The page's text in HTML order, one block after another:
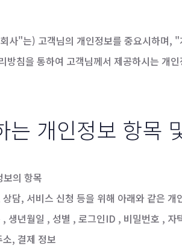
사"는) 고객님의 개인정보를 중요시하며,
방침을 통하여 고객님께서 제공하시는 개
개인정보 항목
의 항목
담, 서비스 신청 등을 위해 아래와 같은 개
생년월일 , 성별 , 로그인ID , 비밀번호 ,
, 결제 정보